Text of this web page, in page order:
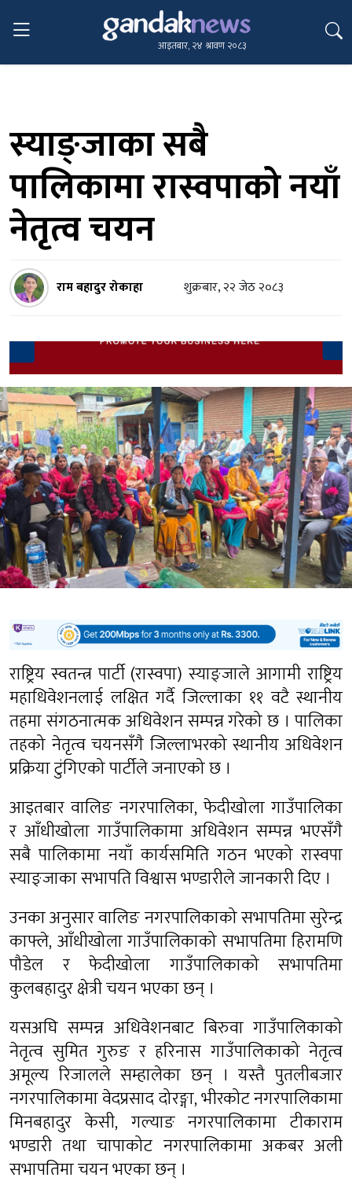
आइतबार, २४ श्रावण २०८३
स्याङ्जाका सबै
पालिकामा रास्वपाको नयाँ
नेतृत्व चयन
राम बहादुर रोकाहा शुक्रबार, २२ जेठ २०८३
राष्ट्रिय स्वतन्त्र पार्टी (रास्वपा) स्याङ्जाले आगामी राष्ट्रिय
महाधिवेशनलाई लक्षित गर्दै जिल्लाका ११ वटै स्थानीय
तहमा संगठनात्मक अधिवेशन सम्पन्न गरेको छ । पालिका
तहको नेतृत्व चयनसँगै जिल्लाभरको स्थानीय अधिवेशन
प्रक्रिया टुंगिएको पार्टीले जनाएको छ ।
आइतबार वालिङ नगरपालिका, फेदीखोला गाउँपालिका
र आँधीखोला गाउँपालिकामा अधिवेशन सम्पन्न भएसँगै
सबै पालिकामा नयाँ कार्यसमिति गठन भएको रास्वपा
स्याङ्जाका सभापति विश्वास भण्डारीले जानकारी दिए ।
उनका अनुसार वालिङ नगरपालिकाको सभापतिमा सुरेन्द्र
काफ्ले, आँधीखोला गाउँपालिकाको सभापतिमा हिरामणि
पौडेल र फेदीखोला गाउँपालिकाको सभापतिमा
कुलबहादुर क्षेत्री चयन भएका छन् ।
यसअघि सम्पन्न अधिवेशनबाट बिरुवा गाउँपालिकाको
नेतृत्व सुमित गुरुङ र हरिनास गाउँपालिकाको नेतृत्व
अमूल्य रिजालले सम्हालेका छन् । यस्तै पुतलीबजार
नगरपालिकामा वेदप्रसाद दोरङ्गा, भीरकोट नगरपालिकामा
मिनबहादुर केसी, गल्याङ नगरपालिकामा टीकाराम
भण्डारी तथा चापाकोट नगरपालिकामा अकबर अली
सभापतिमा चयन भएका छन् ।